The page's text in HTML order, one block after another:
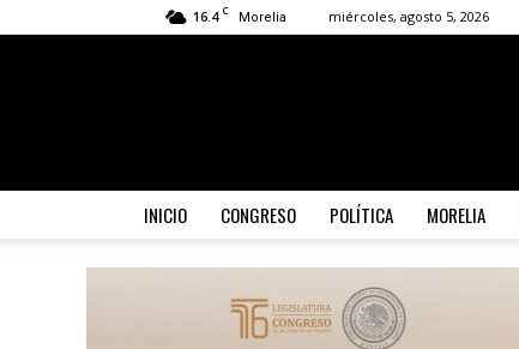
16.4 C Morelia miércoles, agosto 5, 2026
INICIO CONGRESO POLÍTICA MORELIA